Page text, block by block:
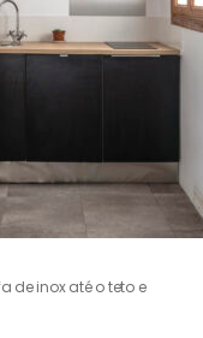
de inox até o teto e